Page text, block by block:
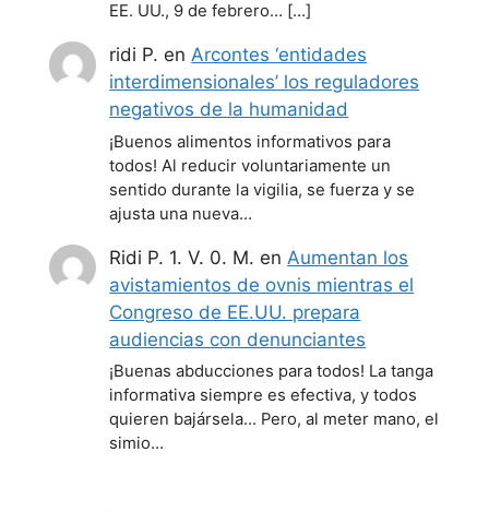
EE. UU., 9 de febrero… […]
ridi P. enArcontes ‘entidades
interdimensionales’ los reguladores
negativos de la humanidad
¡Buenos alimentos informativos para
todos! Al reducir voluntariamente un
sentido durante la vigilia, se fuerza y se
ajusta una nueva…
Ridi P. 1. V. 0. M. en Aumentan los
avistamientos de ovnis mientras el
Congreso de EE.UU. prepara
audiencias con denunciantes
¡Buenas abducciones para todos! La tanga
informativa siempre es efectiva, y todos
quieren bajársela... Pero, al meter mano, el
simio…